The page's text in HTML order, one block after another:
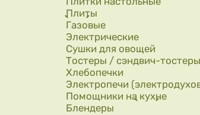
Плиты
Газовые
Электрические
Сушки для овощей
Тостеры / сэндвич-тостеры
Хлебопечки
Электропечи
Помощники на кухне
Блендеры